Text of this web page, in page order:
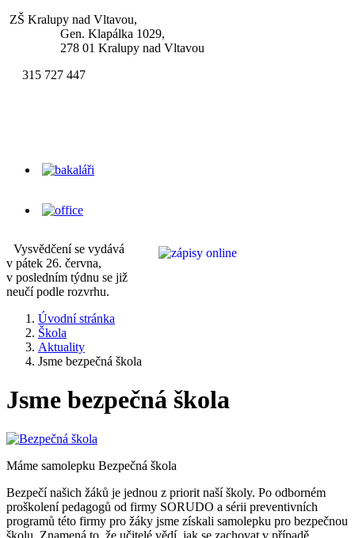
ZŠ Kralupy nad Vltavou,
Gen. Klapálka 1029,
278 01 Kralupy nad Vltavou
315 727 447
Vysvědčení se vydává
v pátek 26. června,
v posledním týdnu se již
neučí podle rozvrhu.
Úvodní stránka
Škola
Aktuality
Jsme bezpečná škola
Jsme bezpečná škola
Máme samolepku Bezpečná škola
Bezpečí našich žáků je jednou z priorit naší školy. Po odborném
proškolení pedagogů od firmy SORUDO a sérii preventivních
programů této firmy pro žáky jsme získali samolepku pro bezpečnou
školu. Znamená to, že učitelé vědí, jak se zachovat v případě